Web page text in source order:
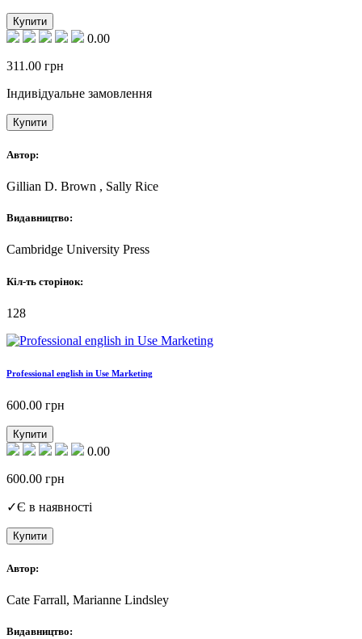
Купити
0.00
311.00 грн
Індивідуальне замовлення
Купити
Автор:
Gillian D. Brown , Sally Rice
Видавництво:
Cambridge University Press
Кіл-ть сторінок:
128
Professional english in Use Marketing
600.00 грн
Купити
0.00
600.00 грн
✓Є в наявності
Купити
Автор:
Cate Farrall, Marianne Lindsley
Видавництво: